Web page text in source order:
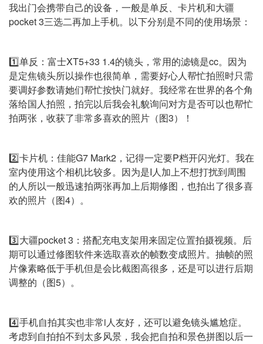
我出门会携带自己的设备，一般是单反、卡片机和大疆
pocket 3三选二再加上手机。以下分别是不同的使用场景：
1️⃣单反：富士XT5+33 1.4的镜头，常用的滤镜是cc。因为
是定焦镜头所以操作也很简单，需要好心人帮忙拍照时只需
要调好参数请她们帮忙按快门就好。我经常在世界的各个角
落给国人拍照，拍完以后我会礼貌询问对方是否可以也帮忙
拍两张，收获了非常多喜欢的照片（图3）！
2️⃣卡片机：佳能G7 Mark2，记得一定要P档开闪光灯。我在
室内使用这个相机比较多。因为是I人加上不想打扰到周围
的人所以一般迅速拍两张再加上后期修图，也拍出了很多喜
欢的照片（图4）。
3️⃣大疆pocket 3：搭配充电支架用来固定位置拍摄视频。后
期可以通过修图软件来选取喜欢的帧数变成照片。抽帧的照
片像素略低于手机但是会比截图高很多，还是可以进行后期
调整的（图5）。
4️⃣手机自拍其实也非常i人友好，还可以避免镜头尴尬症。
考虑到自拍拍不到太多风景，我会把自拍和景色拼图以后一